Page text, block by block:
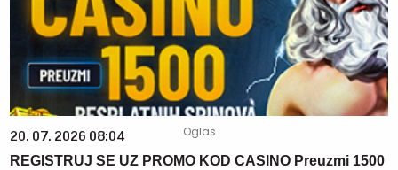
20. 07. 2026 08:04
REGISTRUJ SE UZ PROMO KOD CASINO Preuzmi 1500